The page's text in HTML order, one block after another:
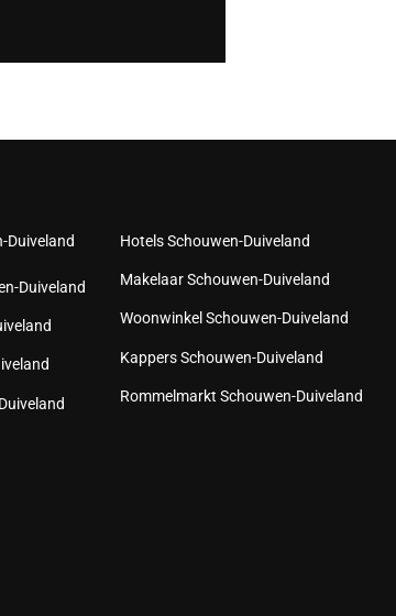
Duiveland
Duiveland
Hotels Schouwen-Duiveland
Makelaar Schouwen-Duiveland
Woonwinkel Schouwen-Duiveland
Kappers Schouwen-Duiveland
Rommelmarkt Schouwen-Duiveland